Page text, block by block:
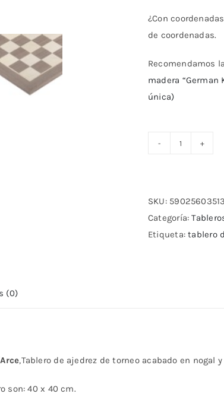
¿Con
de coordenadas.
Recomendamos
madera “German
única)
Nogal/Arce
40cm
cantidad
SKU:
Categoría:
Etiqueta:tablero
(0)
,Tablero de ajedrez de torneo acabado en nogal y
son: 40 x 40 cm.